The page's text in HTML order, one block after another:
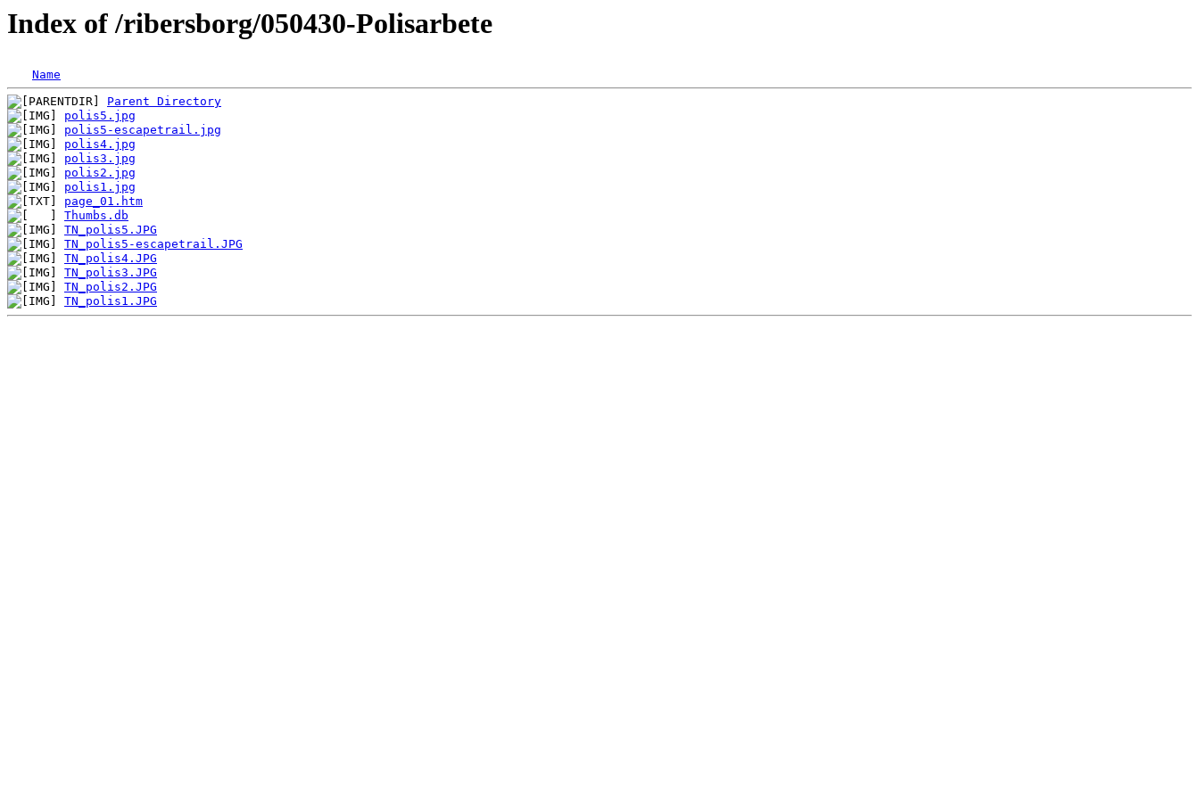
Index of /ribersborg/050430-Polisarbete
Name
Parent Directory
polis5.jpg
polis5-escapetrail.jpg
polis4.jpg
polis3.jpg
polis2.jpg
polis1.jpg
page_01.htm
Thumbs.db
TN_polis5.JPG
TN_polis5-escapetrail.JPG
TN_polis4.JPG
TN_polis3.JPG
TN_polis2.JPG
TN_polis1.JPG